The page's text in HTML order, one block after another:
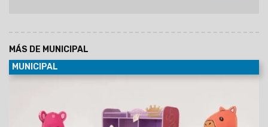
MÁS DE MUNICIPAL
MUNICIPAL
19 hs, con entrada libre y gratuita. Se exhibirán juguetes de
madera, artesanías infantiles, muebles y utilitarios